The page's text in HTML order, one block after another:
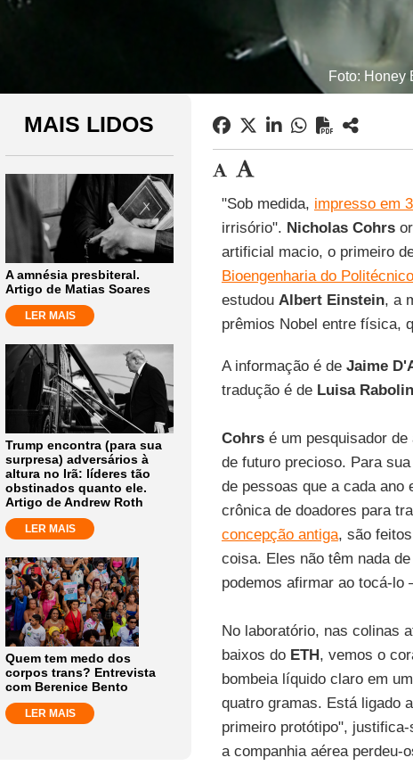
Foto: Honey
MAIS LIDOS
A amnésia presbiteral.
Artigo de Matias Soares
LER MAIS
Trump encontra (para sua
surpresa) adversários à
altura no Irã: líderes tão
obstinados quanto ele.
Artigo de Andrew Roth
LER MAIS
Quem tem medo dos
corpos trans? Entrevista
com Berenice Bento
LER MAIS
"Sob medida, impresso em
irrisório". Nicholas Cohrs
artificial macio, o primeiro
Bioengenharia do
estudou Albert Einstein, a
prêmios Nobel entre física,
A informação é de Jaime
tradução é de Luisa
Cohrsé um pesquisador de
de futuro precioso. Para
de pessoas que a cada ano
crônica de doadores para
concepção antiga, são
coisa. Eles não têm nada
podemos afirmar ao tocá-lo
No laboratório, nas colinas
baixos do ETH, vemos o
bombeia líquido claro em
quatro gramas. Está ligado
primeiro protótipo", justifica-
a companhia aérea perdeu-